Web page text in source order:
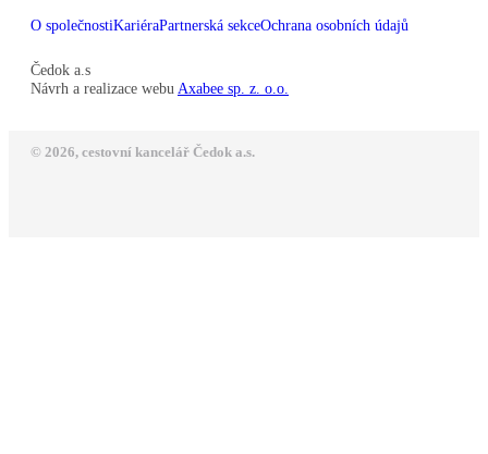
O společnostiKariéraPartnerská sekceOchrana osobních údajů
Čedok a.s
Návrh a realizace webu Axabee sp. z. o.o.
© 2026, cestovní kancelář Čedok a.s.